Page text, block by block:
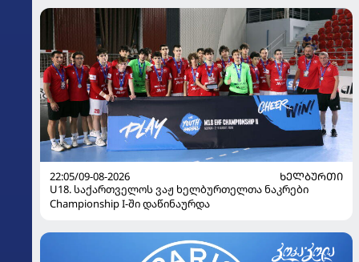
22:05/09-08-2026
ᲮᲔᲚᲑᲣᲠᲗᲘ
U18. საქართველოს ვაჟ ხელბურთელთა ნაკრები
Championship I-ში დაწინაურდა